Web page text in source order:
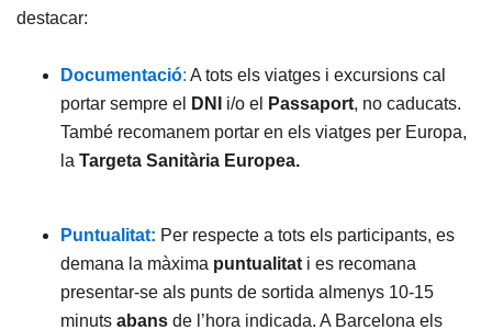
destacar:
Documentació: A tots els viatges i excursions cal
portar sempre el
DNI i/o el Passaport, no caducats.
També recomanem portar en els viatges per Europa,
la Targeta Sanitària Europea.
Puntualitat: Per respecte a tots els participants, es
demana la màxima puntualitat i es recomana
presentar-se als punts de sortida almenys 10-15
minuts abans de l’hora indicada. A Barcelona els